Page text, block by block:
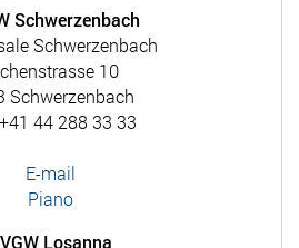
Schwerzenbach
Schwerzenbach
10
Schwerzenbach
44 288 33 33
E-mail
Piano
Losanna